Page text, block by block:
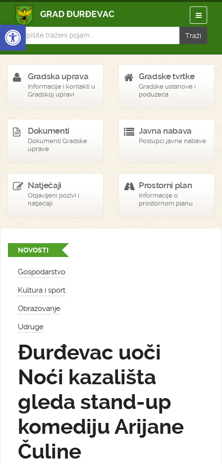
Open toolbar
Gradska uprava
Informacije i kontakti u
Gradskoj upravi
Gradske tvrtke
Gradske ustanove i
poduzeća
Dokumenti
Dokumenti Gradske
uprave
Javna nabava
Postupci javne nabave
Natječaji
Objavljeni pozivi i
natječaji
Prostorni plan
Informacije o
prostornom planu
NOVOSTI
Gospodarstvo
Kultura i sport
Obrazovanje
Udruge
Đurđevac uoči
Noći kazališta
gleda stand-up
komediju Arijane
Čuline